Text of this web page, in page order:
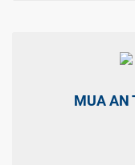
MUA AN